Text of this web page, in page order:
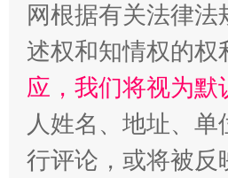
招工难、用工荒背后
网根据有关法律
述权和知情权的权
应，我们将视为
人姓名、地址、
行评论，或将被反